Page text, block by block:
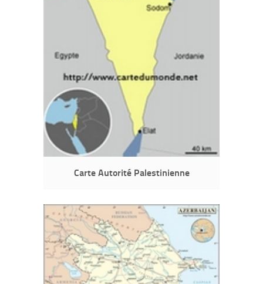
Carte Autorité Palestinienne